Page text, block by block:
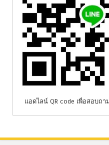
แอดไลน์ QR code เพื่อสอบถ